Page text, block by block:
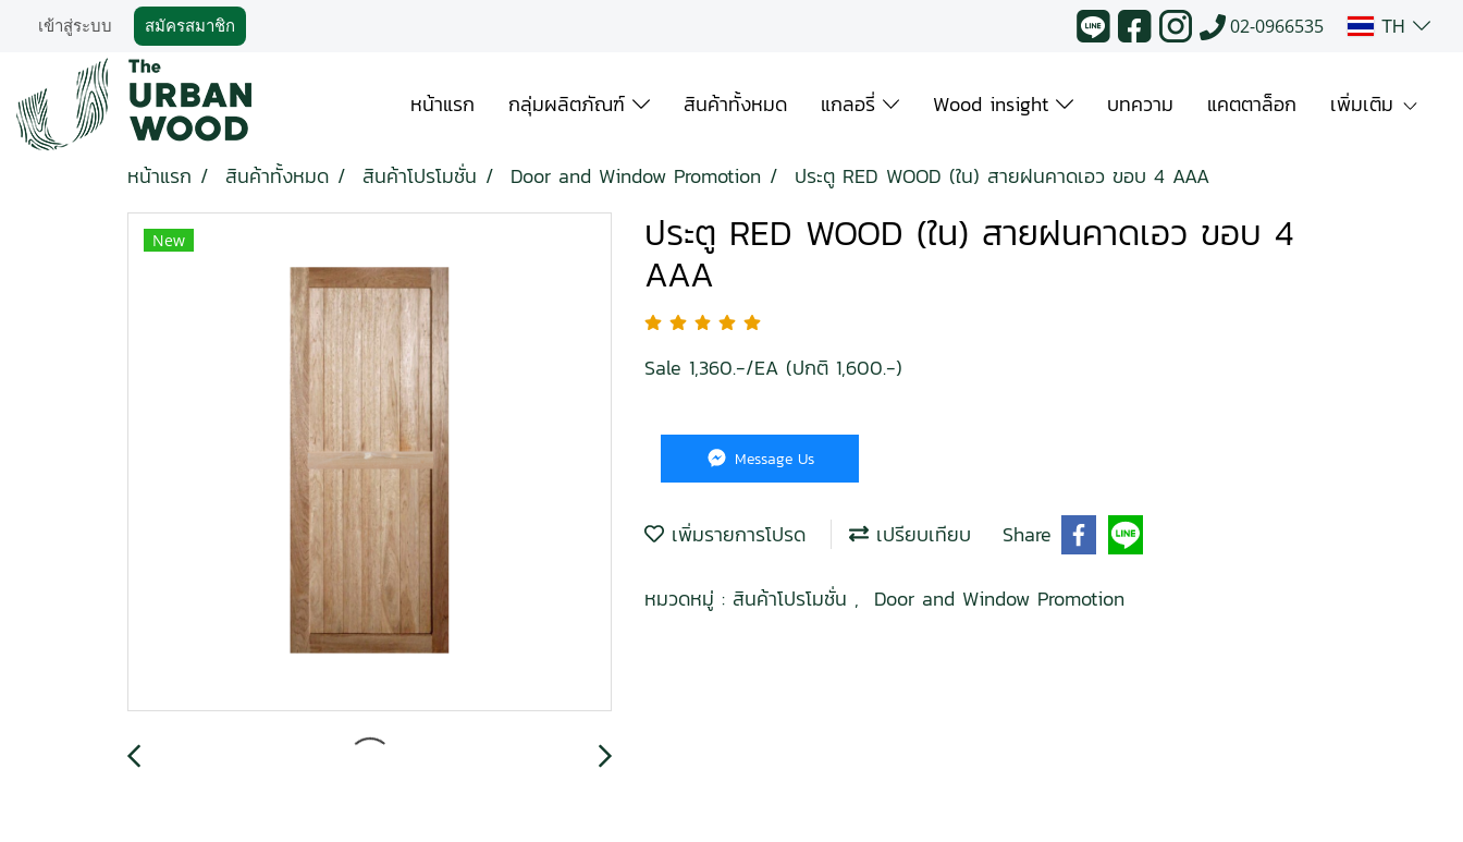
เข้าสู่ระบบ สมัครสมาชิก 02-0966535 TH
หน้าแรก กลุ่มผลิตภัณฑ์ สินค้าทั้งหมด แกลอรี่ Wood insight บทความ แคตตาล็อก เพิ่มเติม
หน้าแรก สินค้าทั้งหมด สินค้าโปรโมชั่น Door and Window Promotion ประตู RED WOOD (ใน) สายฝนคาดเอว ขอบ 4 AAA
New ประตู RED WOOD (ใน) สายฝนคาดเอว ขอบ 4
AAA
Sale 1,360.-/EA (ปกติ 1,600.-)
Message Us
เพิ่มรายการโปรด เปรียบเทียบ Share
หมวดหมู่ : สินค้าโปรโมชั่น , Door and Window Promotion